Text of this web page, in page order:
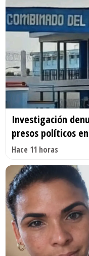
Investigación
presos políticos
Hace 11 horas